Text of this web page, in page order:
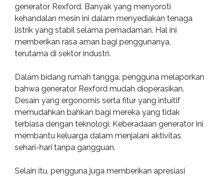
generator Rexford. Banyak yang menyoroti
kehandalan mesin ini dalam menyediakan tenaga
listrik yang stabil selama pemadaman. Hal ini
memberikan rasa aman bagi penggunanya,
terutama di sektor industri.
Dalam bidang rumah tangga, pengguna melaporkan
bahwa generator Rexford mudah dioperasikan.
Desain yang ergonomis serta fitur yang intuitif
memudahkan bahkan bagi mereka yang tidak
terbiasa dengan teknologi. Keberadaan generator ini
membantu keluarga dalam menjalani aktivitas
sehari-hari tanpa gangguan.
Selain itu, pengguna juga memberikan apresiasi